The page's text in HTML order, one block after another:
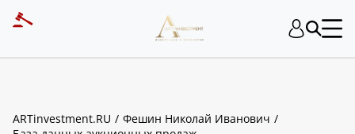
ARTinvestment.RU
Фешин Николай Иванович